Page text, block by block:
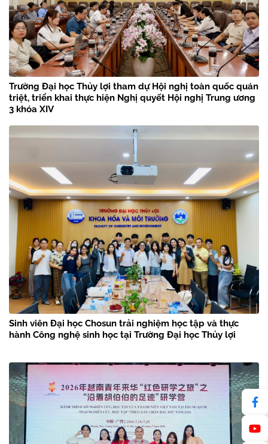
Trường Đại học Thủy lợi tham dự Hội nghị toàn quốc quán
triệt, triển khai thực hiện Nghị quyết Hội nghị Trung ương
3 khóa XIV
Sinh viên Đại học Chosun trải nghiệm học tập và thực
hành Công nghệ sinh học tại Trường Đại học Thủy lợi